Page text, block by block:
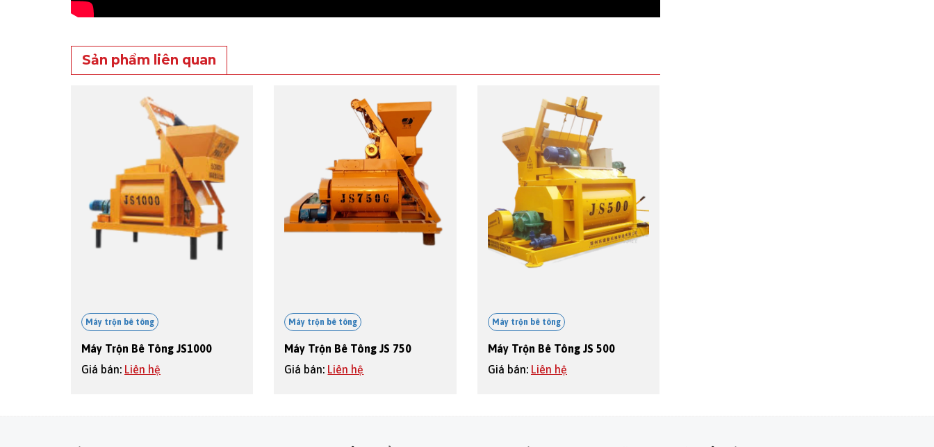
Sản phẩm liên quan
Máy trộn bê tông
Máy Trộn Bê Tông JS1000
Giá bán: Liên hệ
Máy trộn bê tông
Máy Trộn Bê Tông JS 750
Giá bán: Liên hệ
Máy trộn bê tông
Máy Trộn Bê Tông JS 500
Giá bán: Liên hệ